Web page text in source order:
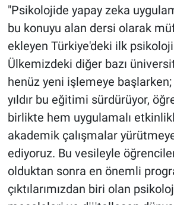
"Psikolojide yapay zeka
bu konuyu alan dersi olarak
ekleyen Türkiye'deki ilk
Ülkemizdeki diğer bazı
henüz yeni işlemeye başlarken;
yıldır bu eğitimi sürdürüyor,
birlikte hem uygulamalı
akademik çalışmalar
ediyoruz. Bu vesileyle
olduktan sonra en önemli
çıktılarımızdan biri olan